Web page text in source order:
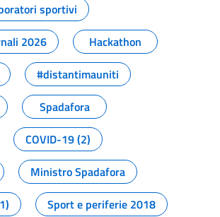
sportivi
2026
Hackathon
#distantimauniti
Spadafora
COVID-19 (2)
Ministro Spadafora
Sport e periferie 2018